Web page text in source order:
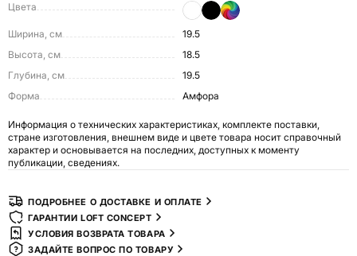
Цвета
Ширина, см
19.5
Высота, см
18.5
Глубина, см
19.5
Форма
Амфора
Информация о технических характеристиках, комплекте поставки,
стране изготовления, внешнем виде и цвете товара носит справочный
характер и основывается на последних, доступных к моменту
публикации, сведениях.
ПОДРОБНЕЕ О ДОСТАВКЕ И ОПЛАТЕ
ГАРАНТИИ LOFT CONCEPT
УСЛОВИЯ ВОЗВРАТА ТОВАРА
ЗАДАЙТЕ ВОПРОС ПО ТОВАРУ